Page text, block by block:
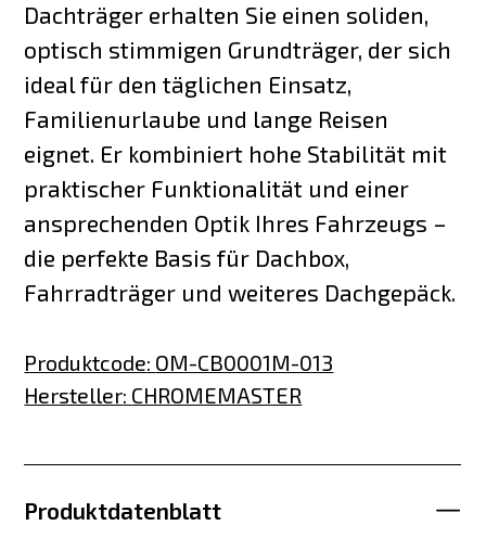
Dachträger erhalten Sie einen soliden,
optisch stimmigen Grundträger, der sich
ideal für den täglichen Einsatz,
Familienurlaube und lange Reisen
eignet. Er kombiniert hohe Stabilität mit
praktischer Funktionalität und einer
ansprechenden Optik Ihres Fahrzeugs –
die perfekte Basis für Dachbox,
Fahrradträger und weiteres Dachgepäck.
Produktcode: OM-CB0001M-013
Hersteller: CHROMEMASTER
Produktdatenblatt